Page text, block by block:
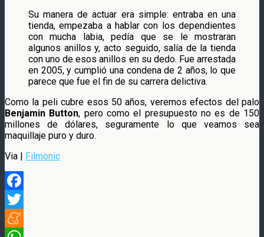
Su manera de actuar era simple: entraba en una
tienda, empezaba a hablar con los dependientes
con mucha labia, pedía que se le mostraran
algunos anillos y, acto seguido, salía de la tienda
con uno de esos anillos en su dedo. Fue arrestada
en 2005, y cumplió una condena de 2 años, lo que
parece que fue el fin de su carrera delictiva.
Como la peli cubre esos 50 años, veremos efectos del palo
Benjamin Button, pero como el presupuesto no es de 150
millones de dólares, seguramente lo que veamos sea
maquillaje puro y duro.
Via | Filmonic
Facebook
Twitter